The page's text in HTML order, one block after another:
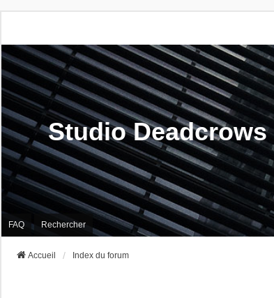
Studio Deadcrows
FAQ Rechercher
Accueil Index du forum